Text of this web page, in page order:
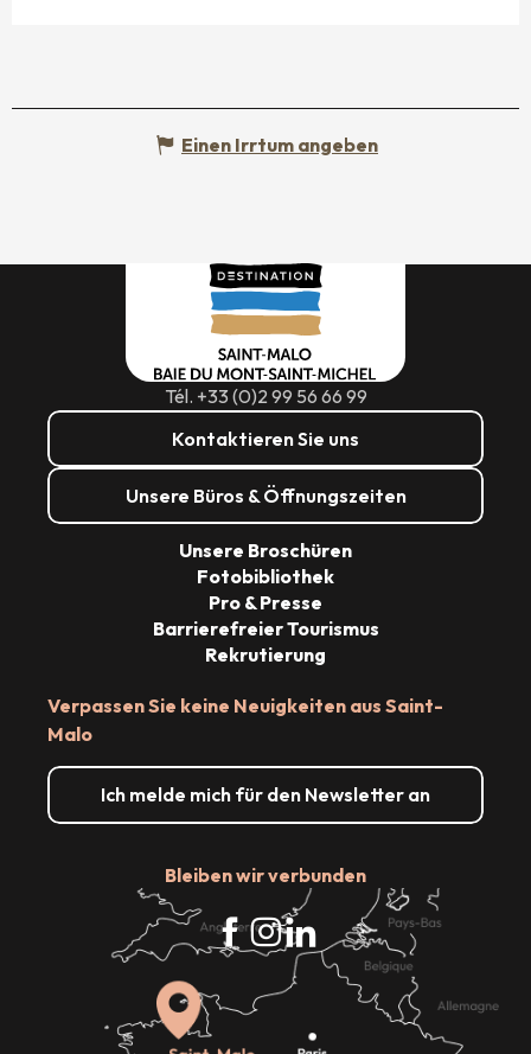
Einen Irrtum angeben
Tél. +33 (0)2 99 56 66 99
Kontaktieren Sie uns
Unsere Büros & Öffnungszeiten
Verpassen Sie keine Neuigkeiten aus Saint-
Malo
Ich melde mich für den Newsletter an
Bleiben wir verbunden
Unsere Broschüren
Fotobibliothek
Pro & Presse
Barrierefreier Tourismus
Rekrutierung